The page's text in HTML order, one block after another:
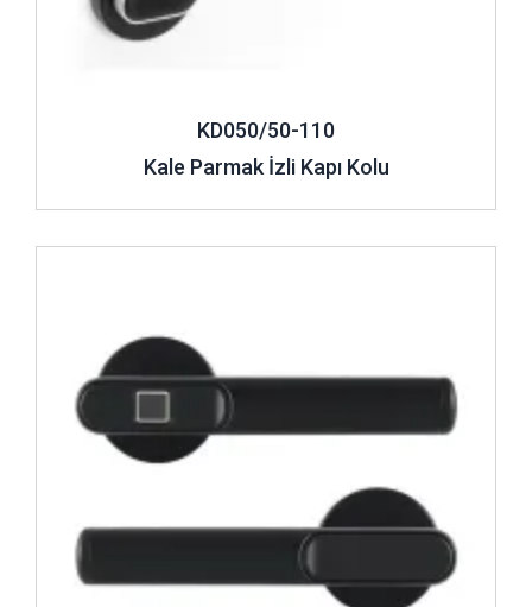
KD050/50-110
Kale Parmak İzli Kapı Kolu